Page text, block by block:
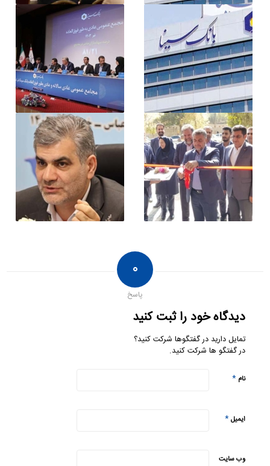
۰
پاسخ
دیدگاه خود را ثبت کنید
تمایل دارید در گفتگوها شرکت کنید؟
در گفتگو ها شرکت کنید.
نام*
ایمیل*
وب‌ سایت